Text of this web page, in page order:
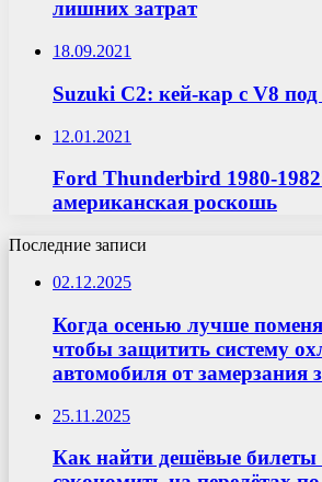
лишних затрат
18.09.2021
Suzuki C2: кей-кар с V8
12.01.2021
Ford Thunderbird 1980-
американская роскошь
Последние записи
02.12.2025
Когда осенью лучше
чтобы защитить систему
автомобиля от замерзания
25.11.2025
Как найти дешёвые билеты